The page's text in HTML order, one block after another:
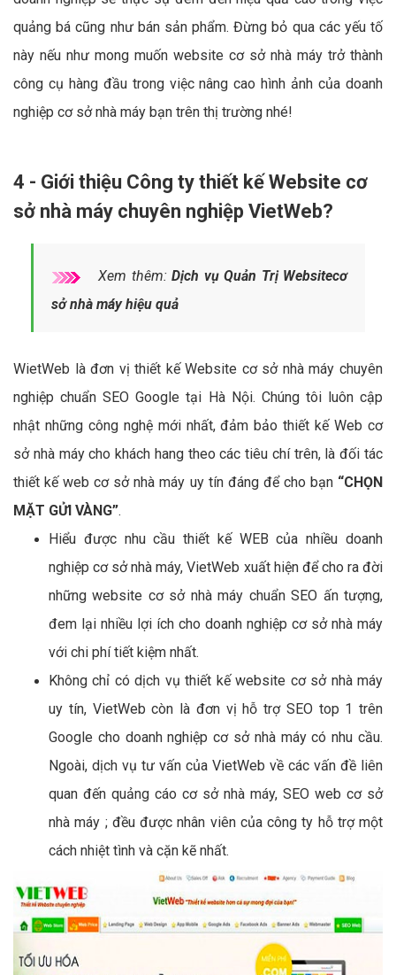
quảng bá cũng như bán sản phẩm. Đừng bỏ qua các yếu tố
này nếu như mong muốn website cơ sở nhà máy trở thành
công cụ hàng đầu trong việc nâng cao hình ảnh của doanh
nghiệp cơ sở nhà máy bạn trên thị trường nhé!
4 - Giới thiệu Công ty thiết kế Website cơ
sở nhà máy chuyên nghiệp VietWeb?
Xem thêm:Dịch vụ Quản Trị Websitecơ
sở nhà máy hiệu quả
WietWeb là đơn vị thiết kế Website cơ sở nhà máy chuyên
nghiệp chuẩn SEO Google tại Hà Nội. Chúng tôi luôn cập
nhật những công nghệ mới nhất, đảm bảo thiết kế Web cơ
sở nhà máy cho khách hang theo các tiêu chí trên, là đối tác
thiết kế web cơ sở nhà máy uy tín đáng để cho bạn “CHỌN
MẶT GỬI VÀNG”.
Hiểu được nhu cầu thiết kế WEB của nhiều doanh
nghiệp cơ sở nhà máy, VietWeb xuất hiện để cho ra đời
những website cơ sở nhà máy chuẩn SEO ấn tượng,
đem lại nhiều lợi ích cho doanh nghiệp cơ sở nhà máy
với chi phí tiết kiệm nhất.
Không chỉ có dịch vụ thiết kế website cơ sở nhà máy
uy tín, VietWeb còn là đơn vị hỗ trợ SEO top 1 trên
Google cho doanh nghiệp cơ sở nhà máy có nhu cầu.
Ngoài, dịch vụ tư vấn của VietWeb về các vấn đề liên
quan đến quảng cáo cơ sở nhà máy, SEO web cơ sở
nhà máy ; đều được nhân viên của công ty hỗ trợ một
cách nhiệt tình và cặn kẽ nhất.